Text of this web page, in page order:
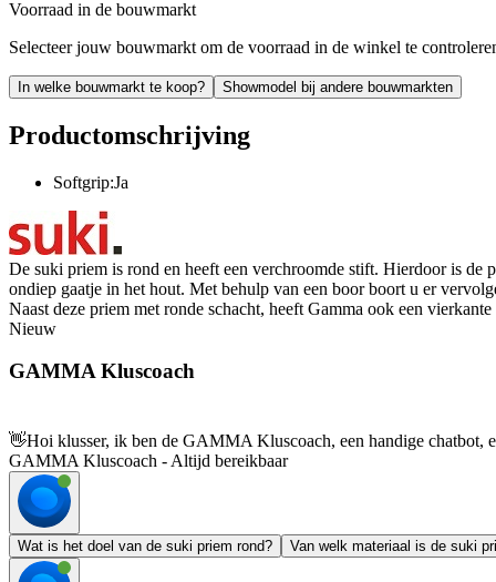
Voorraad in de bouwmarkt
Selecteer jouw bouwmarkt om de voorraad in de winkel te
In welke bouwmarkt te koop? Showmodel bij andere bouwmarkten
Productomschrijving
Softgrip:Ja
De suki priem is rond en heeft een verchroomde stift. Hierdoor is de
ondiep gaatje in het hout. Met behulp van een boor boort u er
Naast deze priem met ronde schacht, heeft Gamma ook een
Nieuw
GAMMA Kluscoach
👋Hoi klusser, ik ben de GAMMA Kluscoach, een handige chatbot,
GAMMA Kluscoach - Altijd bereikbaar
Wat is het doel van de suki priem rond? Van welk materiaal is de suki